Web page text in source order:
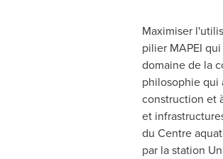
Maximiser
pilier MAPEI
domaine de la
philosophie qui
construction et
et
du Centre
par la station